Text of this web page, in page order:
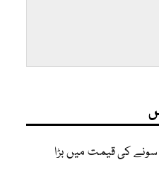
سونے کی قیمت میں بڑا